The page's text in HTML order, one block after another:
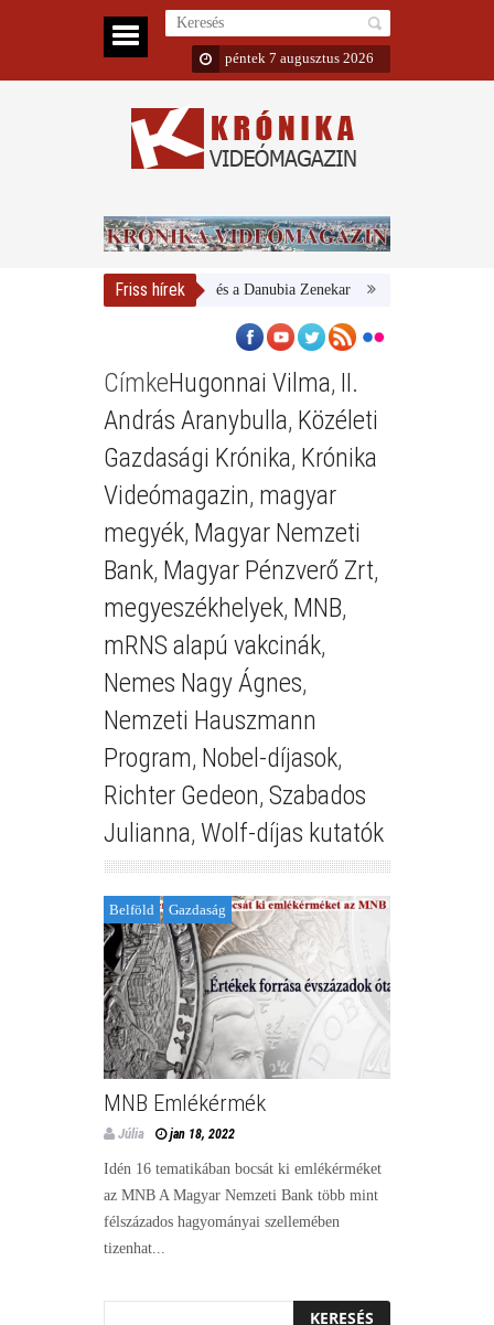
péntek 7 augusztus 2026
Friss hírek
Magyar Nemzeti Galéria és a Danubia Zenekar Bemutatta 2024/
CímkeHugonnai Vilma, II.
András Aranybulla, Közéleti
Gazdasági Krónika, Krónika
Videómagazin, magyar
megyék, Magyar Nemzeti
Bank, Magyar Pénzverő Zrt,
megyeszékhelyek, MNB,
mRNS alapú vakcinák,
Nemes Nagy Ágnes,
Nemzeti Hauszmann
Program, Nobel-díjasok,
Richter Gedeon, Szabados
Julianna, Wolf-díjas kutatók
Belföld Gazdaság
MNB Emlékérmék
Júlia jan 18, 2022
Idén 16 tematikában bocsát ki emlékérméket
az MNB A Magyar Nemzeti Bank több mint
félszázados hagyományai szellemében
tizenhat...